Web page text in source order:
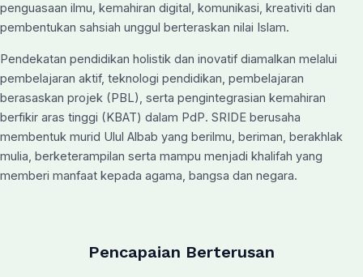
penguasaan ilmu, kemahiran digital, komunikasi, kreativiti dan
pembentukan sahsiah unggul berteraskan nilai Islam.
Pendekatan pendidikan holistik dan inovatif diamalkan melalui
pembelajaran aktif, teknologi pendidikan, pembelajaran
berasaskan projek (PBL), serta pengintegrasian kemahiran
berfikir aras tinggi (KBAT) dalam PdP. SRIDE berusaha
membentuk murid Ulul Albab yang berilmu, beriman, berakhlak
mulia, berketerampilan serta mampu menjadi khalifah yang
memberi manfaat kepada agama, bangsa dan negara.
Pencapaian Berterusan